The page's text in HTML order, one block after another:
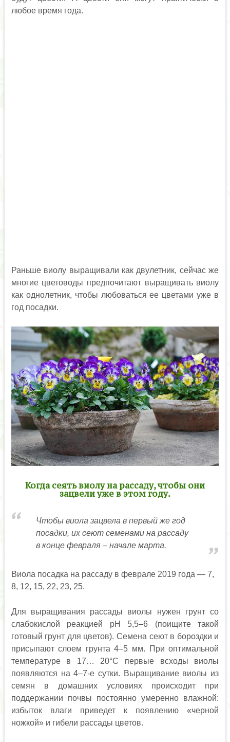
любое время года.
Раньше виолу выращивали как двулетник, сейчас же
многие цветоводы предпочитают выращивать виолу
как однолетник, чтобы любоваться ее цветами уже в
год посадки.
Когда сеять виолу на рассаду, чтобы они
зацвели уже в этом году.
Чтобы виола зацвела в первый же год
посадки, их сеют семенами на рассаду
в конце февраля – начале марта.
Виола посадка на рассаду в феврале 2019 года — 7,
8, 12, 15, 22, 23, 25.
Для выращивания рассады виолы нужен грунт со
слабокислой реакцией рН 5,5–6 (поищите такой
готовый грунт для цветов). Семена сеют в бороздки и
присыпают слоем грунта 4–5 мм. При оптимальной
температуре в 17… 20°С первые всходы виолы
появляются на 4–7-е сутки. Выращивание виолы из
семян в домашних условиях происходит при
поддержании почвы постоянно умеренно влажной:
избыток влаги приведет к появлению «черной
ножкой» и гибели рассады цветов.